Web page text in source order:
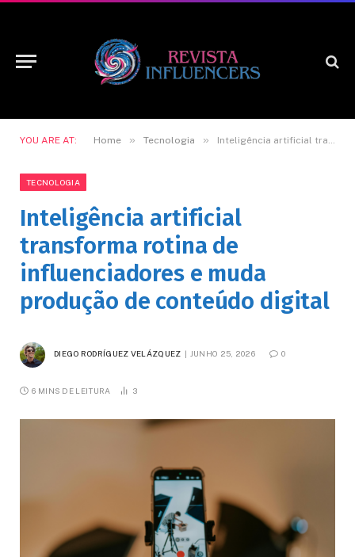
YOU ARE AT: Home » Tecnologia » Inteligência artificial transforma rotina de influenciadores e muda produção de conteúdo digital
TECNOLOGIA
Inteligência artificial
transforma rotina de
influenciadores e muda
produção de conteúdo digital
DIEGO RODRÍGUEZ VELÁZQUEZ JUNHO 25, 2026 0
6 MINS DE LEITURA 3